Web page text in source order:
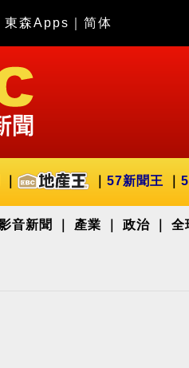
東森Apps 简体
57新聞王
音新聞 產業 政治 全